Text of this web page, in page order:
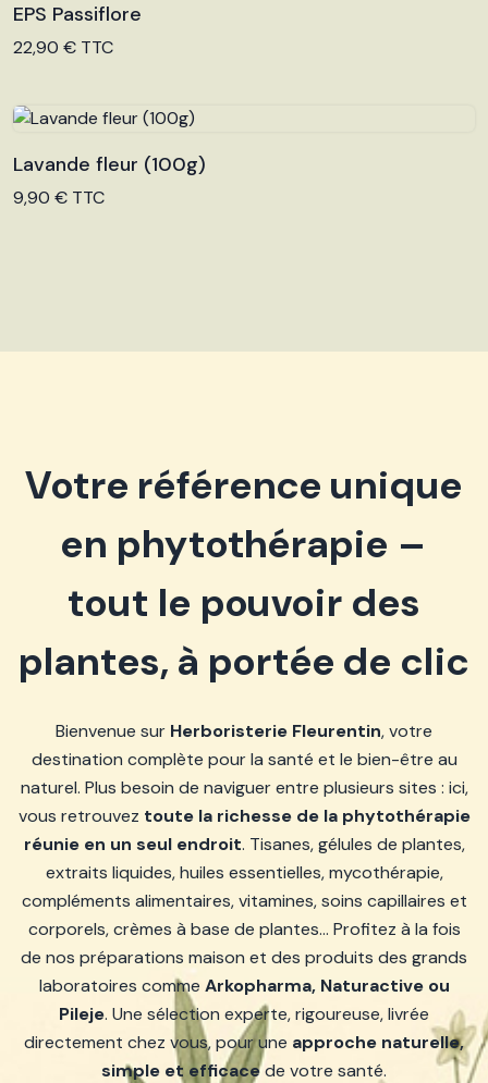
Voir le produit
EPS Passiflore
22,90 € TTC
Voir le produit
Lavande fleur (100g)
9,90 € TTC
Votre référence unique
en phytothérapie –
tout le pouvoir des
plantes, à portée de clic
Bienvenue sur Herboristerie Fleurentin, votre
destination complète pour la santé et le bien-être au
naturel. Plus besoin de naviguer entre plusieurs sites : ici,
vous retrouvez toute la richesse de la phytothérapie
réunie en un seul endroit. Tisanes, gélules de plantes,
extraits liquides, huiles essentielles, mycothérapie,
compléments alimentaires, vitamines, soins capillaires et
corporels, crèmes à base de plantes… Profitez à la fois
de nos préparations maison et des produits des grands
laboratoires comme Arkopharma, Naturactive ou
Pileje. Une sélection experte, rigoureuse, livrée
directement chez vous, pour une approche naturelle,
simple et efficacede votre santé.